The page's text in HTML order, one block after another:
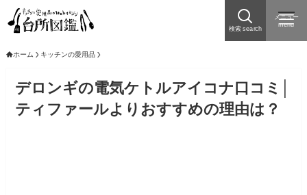
検索 search
メニュー
menu
ホーム キッチンの愛用品
デロンギの電気ケトルアイコナ口コミ│
ティファールよりおすすめの理由は？